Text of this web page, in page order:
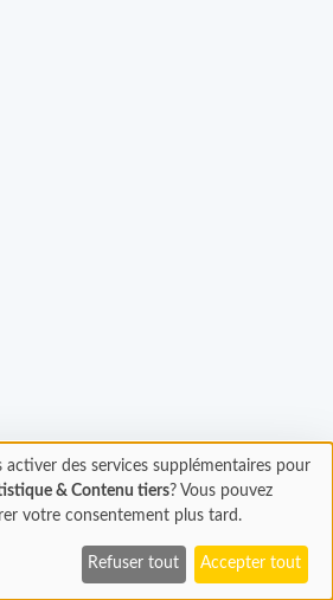
des services supplémentaires pour
& Contenu tiers? Vous pouvez
votre consentement plus tard.
Refuser tout Accepter tout